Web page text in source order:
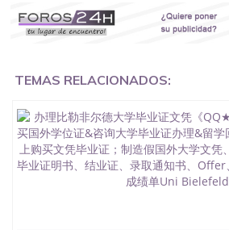
企假的毕业证会查吗551190476入
要些什么材料551190476办理假毕
挂科拿不到毕业证怎么办, 毕业证丢
您是否因为递交材料不齐而被拒之门
挂科了不想读了,成绩不理想毕不了
551190476找工作没有文凭怎么办,
究生文凭551190476如何办理本科/
551190476网上买文凭可靠吗
国外文凭551190476国外本科毕业证
TEMAS RELACIONADOS: